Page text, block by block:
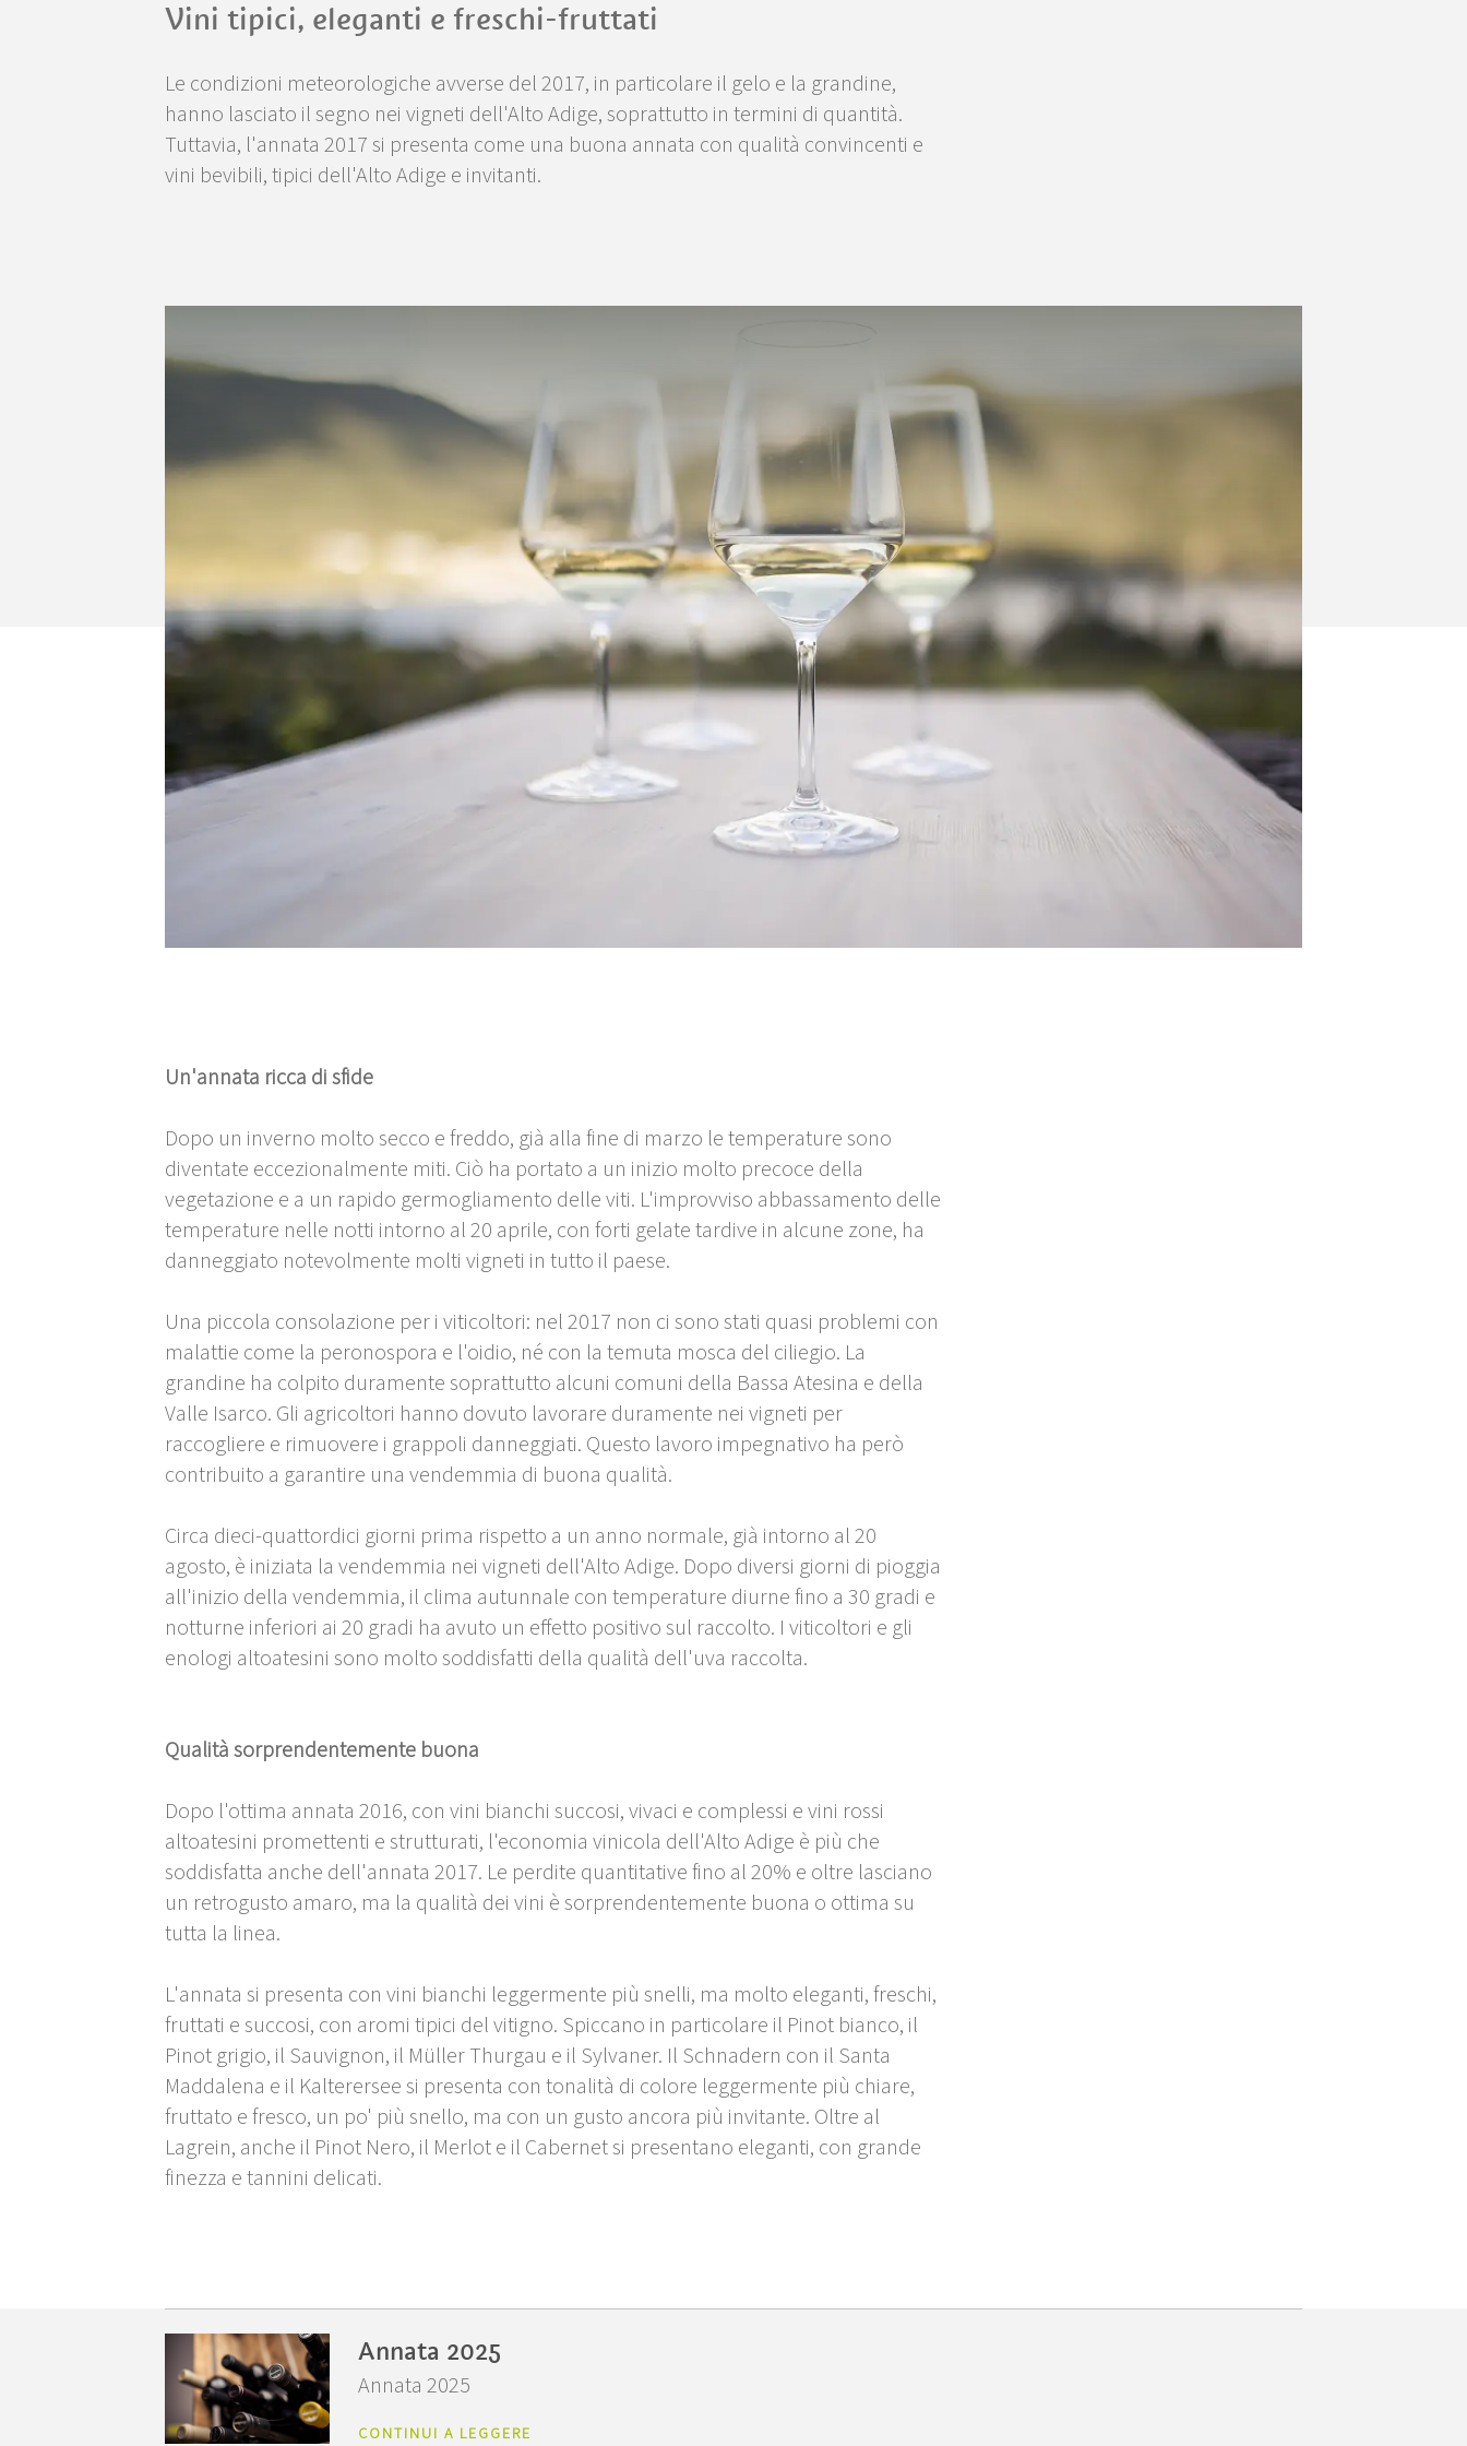
Vini tipici, eleganti e freschi-fruttati
Le condizioni meteorologiche avverse del 2017, in particolare il gelo e la grandine,
hanno lasciato il segno nei vigneti dell'Alto Adige, soprattutto in termini di quantità.
Tuttavia, l'annata 2017 si presenta come una buona annata con qualità convincenti e
vini bevibili, tipici dell'Alto Adige e invitanti.
Un'annata ricca di sfide
Dopo un inverno molto secco e freddo, già alla fine di marzo le temperature sono
diventate eccezionalmente miti. Ciò ha portato a un inizio molto precoce della
vegetazione e a un rapido germogliamento delle viti. L'improvviso abbassamento delle
temperature nelle notti intorno al 20 aprile, con forti gelate tardive in alcune zone, ha
danneggiato notevolmente molti vigneti in tutto il paese.
Una piccola consolazione per i viticoltori: nel 2017 non ci sono stati quasi problemi con
malattie come la peronospora e l'oidio, né con la temuta mosca del ciliegio. La
grandine ha colpito duramente soprattutto alcuni comuni della Bassa Atesina e della
Valle Isarco. Gli agricoltori hanno dovuto lavorare duramente nei vigneti per
raccogliere e rimuovere i grappoli danneggiati. Questo lavoro impegnativo ha però
contribuito a garantire una vendemmia di buona qualità.
Circa dieci-quattordici giorni prima rispetto a un anno normale, già intorno al 20
agosto, è iniziata la vendemmia nei vigneti dell'Alto Adige. Dopo diversi giorni di pioggia
all'inizio della vendemmia, il clima autunnale con temperature diurne fino a 30 gradi e
notturne inferiori ai 20 gradi ha avuto un effetto positivo sul raccolto. I viticoltori e gli
enologi altoatesini sono molto soddisfatti della qualità dell'uva raccolta.
Qualità sorprendentemente buona
Dopo l'ottima annata 2016, con vini bianchi succosi, vivaci e complessi e vini rossi
altoatesini promettenti e strutturati, l'economia vinicola dell'Alto Adige è più che
soddisfatta anche dell'annata 2017. Le perdite quantitative fino al 20% e oltre lasciano
un retrogusto amaro, ma la qualità dei vini è sorprendentemente buona o ottima su
tutta la linea.
L'annata si presenta con vini bianchi leggermente più snelli, ma molto eleganti, freschi,
fruttati e succosi, con aromi tipici del vitigno. Spiccano in particolare il Pinot bianco, il
Pinot grigio, il Sauvignon, il Müller Thurgau e il Sylvaner. Il Schnadern con il Santa
Maddalena e il Kalterersee si presenta con tonalità di colore leggermente più chiare,
fruttato e fresco, un po' più snello, ma con un gusto ancora più invitante. Oltre al
Lagrein, anche il Pinot Nero, il Merlot e il Cabernet si presentano eleganti, con grande
finezza e tannini delicati.
Annata 2025
Annata 2025
CONTINUI A LEGGERE